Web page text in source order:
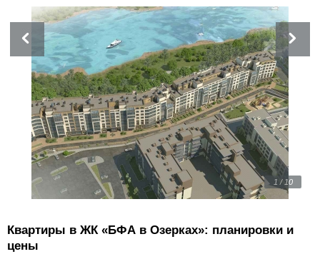
1 / 10
Квартиры в ЖК «БФА в Озерках»: планировки и
цены